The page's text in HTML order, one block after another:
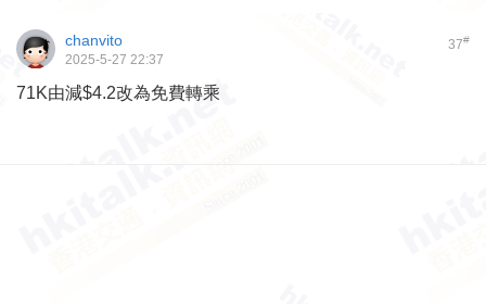
37#
chanvito
2025-5-27 22:37
71K由減$4.2改為免費轉乘